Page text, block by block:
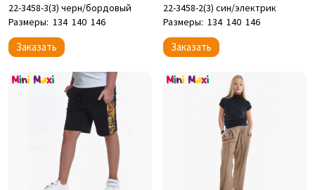
22-3458-3(3) черн/бордовый
Размеры: 134 140 146
Заказать
22-3458-2(3) син/электрик
Размеры: 134 140 146
Заказать